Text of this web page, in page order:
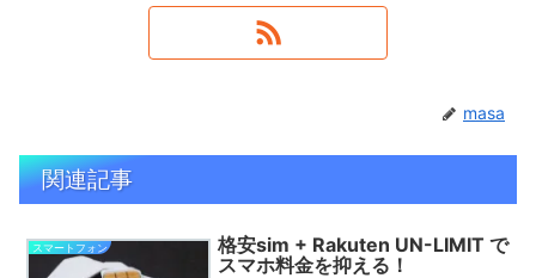
masa
関連記事
スマートフォン
格安sim + Rakuten UN-LIMIT で
スマホ料金を抑える！